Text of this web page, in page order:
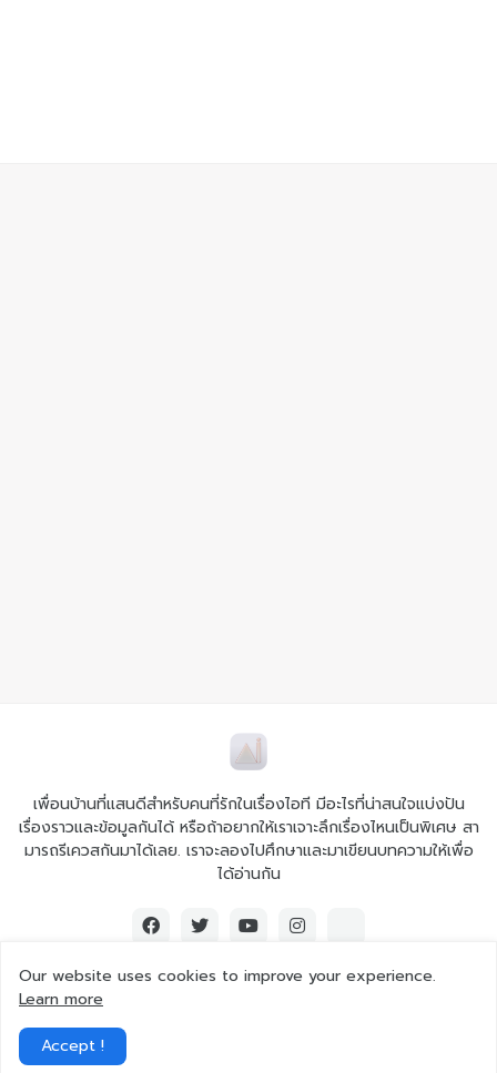
เพื่อนบ้านที่แสนดีสำหรับคนที่รักในเรื่องไอที มีอะไรที่น่าสนใจแบ่งปัน
เรื่องราวและข้อมูลกันได้ หรือถ้าอยากให้เราเจาะลึกเรื่องไหนเป็นพิเศษ สา
มารถรีเควสกันมาได้เลย. เราจะลองไปศึกษาและมาเขียนบทความให้เพื่อ
ได้อ่านกัน
Our website uses cookies to improve your experience.
Learn more
Accept !